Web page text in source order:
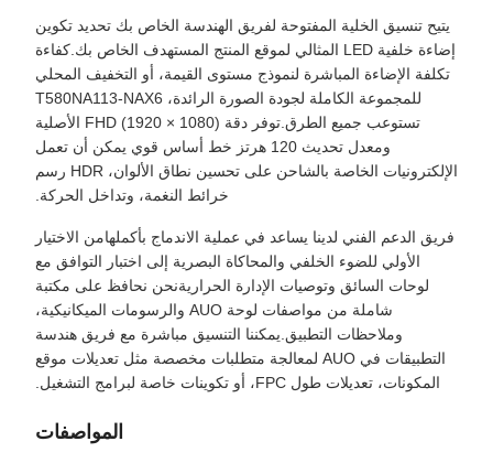
يتيح تنسيق الخلية المفتوحة لفريق الهندسة الخاص بك تحديد تكوين
إضاءة خلفية LED المثالي لموقع المنتج المستهدف الخاص بك.كفاءة
تكلفة الإضاءة المباشرة لنموذج مستوى القيمة، أو التخفيف المحلي
للمجموعة الكاملة لجودة الصورة الرائدة، T580NA113-NAX6
تستوعب جميع الطرق.توفر دقة FHD (1920 × 1080) الأصلية
ومعدل تحديث 120 هرتز خط أساس قوي يمكن أن تعمل
الإلكترونيات الخاصة بالشاحن على تحسين نطاق الألوان، HDR رسم
خرائط النغمة، وتداخل الحركة.
فريق الدعم الفني لدينا يساعد في عملية الاندماج بأكملهامن الاختيار
الأولي للضوء الخلفي والمحاكاة البصرية إلى اختبار التوافق مع
لوحات السائق وتوصيات الإدارة الحراريةنحن نحافظ على مكتبة
شاملة من مواصفات لوحة AUO والرسومات الميكانيكية،
وملاحظات التطبيق.يمكننا التنسيق مباشرة مع فريق هندسة
التطبيقات في AUO لمعالجة متطلبات مخصصة مثل تعديلات موقع
المكونات، تعديلات طول FPC، أو تكوينات خاصة لبرامج التشغيل.
المواصفات